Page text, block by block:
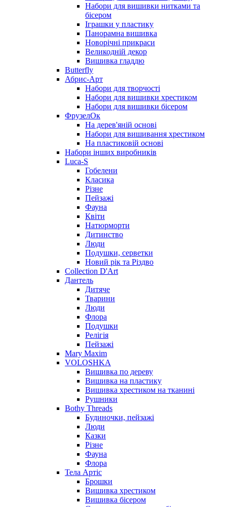
Набори для вишивки нитками та
бісером
Іграшки у пластику
Панорамна вишивка
Новорічні прикраси
Великодній декор
Вишивка гладдю
Butterfly
Абрис-Арт
Набори для творчості
Набори для вишивки хрестиком
Набори для вишивки бісером
ФрузелОк
На дерев'яній основі
Набори для вишивання хрестиком
На пластиковій основі
Набори інших виробників
Luca-S
Гобелени
Класика
Різне
Пейзажі
Фауна
Квіти
Натюрморти
Дитинство
Люди
Подушки, серветки
Новий рік та Різдво
Collection D'Art
Дантель
Дитяче
Тварини
Люди
Флора
Подушки
Релігія
Пейзажі
Mary Maxim
VOLOSHKA
Вишивка по дереву
Вишивка на пластику
Вишивка хрестиком на тканині
Рушники
Bothy Threads
Будиночки, пейзажі
Люди
Казки
Різне
Фауна
Флора
Тела Артіс
Брошки
Вишивка хрестиком
Вишивка бісером